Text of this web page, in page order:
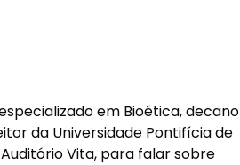
em Bioética, decano
da Universidade Pontifícia de
Vita, para falar sobre